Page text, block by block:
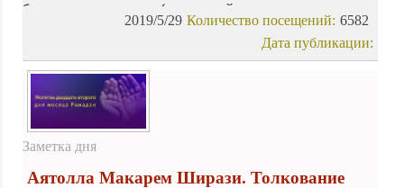
благочестием сердец (и испытай меня, как
испытываешь богобоязненных), о, уменьшающий
6582
Количество посещений:
2019/5/29
Дата публикации:
Заметка дня
Аятолла Макарем Ширази. Толкование